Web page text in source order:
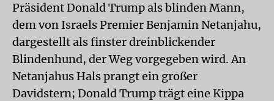
Präsident Donald Trump als blinden Mann,
dem von Israels Premier Benjamin Netanjahu,
dargestellt als finster dreinblickender
Blindenhund, der Weg vorgegeben wird. An
Netanjahus Hals prangt ein großer
Davidstern; Donald Trump trägt eine Kippa